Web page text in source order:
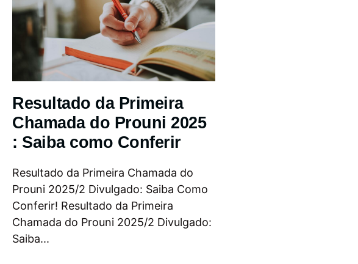
Resultado da Primeira
Chamada do Prouni 2025
: Saiba como Conferir
Resultado da Primeira Chamada do
Prouni 2025/2 Divulgado: Saiba Como
Conferir! Resultado da Primeira
Chamada do Prouni 2025/2 Divulgado:
Saiba...